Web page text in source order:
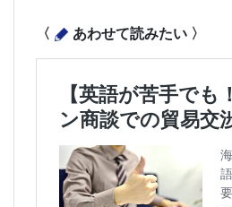
〈 あわせて読みたい 〉